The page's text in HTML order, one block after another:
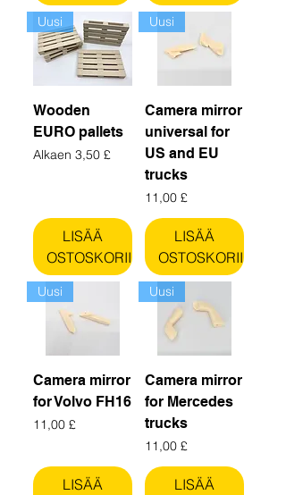
Uusi
Wooden
EURO pallets
Alkaen 3,50 £
Alehinta
LISÄÄ
OSTOSKORIIN
Uusi
Camera mirror
universal for
US and EU
trucks
Hinta
11,00 £
LISÄÄ
OSTOSKORIIN
Uusi
Camera mirror
for Volvo FH16
Hinta
11,00 £
LISÄÄ
Uusi
Camera mirror
for Mercedes
trucks
Hinta
11,00 £
LISÄÄ